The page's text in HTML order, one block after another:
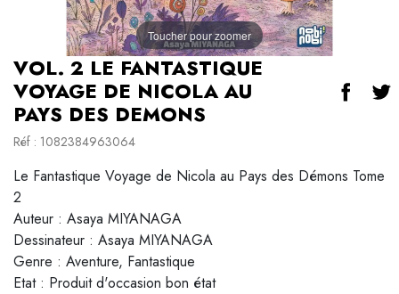
Toucher pour zoomer
VOL. 2 LE FANTASTIQUE
VOYAGE DE NICOLA AU
PAYS DES DEMONS
Réf : 1082384963064
Le Fantastique Voyage de Nicola au Pays des Démons Tome
2
Auteur : Asaya MIYANAGA
Dessinateur : Asaya MIYANAGA
Genre : Aventure, Fantastique
Etat : Produit d'occasion bon état